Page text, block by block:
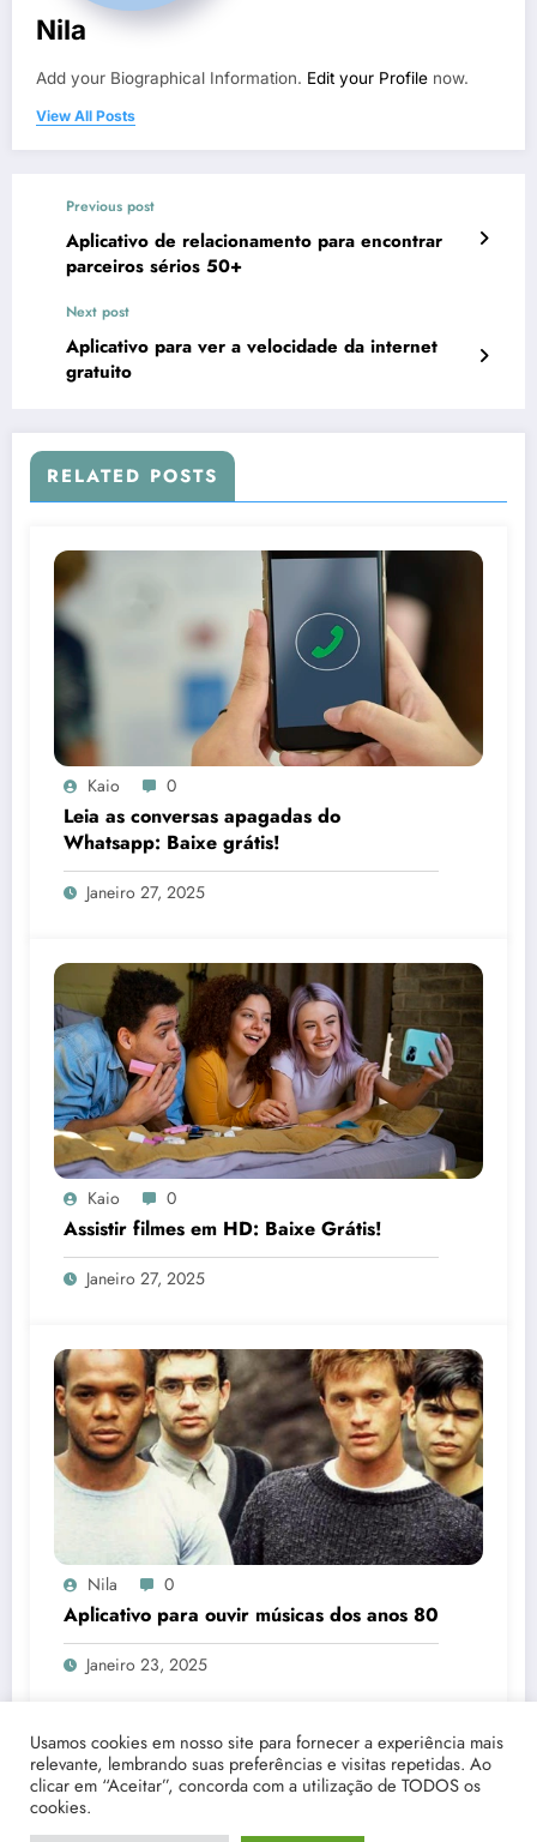
Nila
Add your Biographical Information. Edit your Profile now.
View All Posts
Previous post
Aplicativo de relacionamento para encontrar
parceiros sérios 50+
Next post
Aplicativo para ver a velocidade da internet
gratuito
RELATED POSTS
Kaio 0
Leia as conversas apagadas do
Whatsapp: Baixe grátis!
Janeiro 27, 2025
Kaio 0
Assistir filmes em HD: Baixe Grátis!
Janeiro 27, 2025
Nila 0
Aplicativo para ouvir músicas dos anos 80
Janeiro 23, 2025
Usamos cookies em nosso site para fornecer a experiência mais
relevante, lembrando suas preferências e visitas repetidas. Ao
clicar em “Aceitar”, concorda com a utilização de TODOS os
cookies.